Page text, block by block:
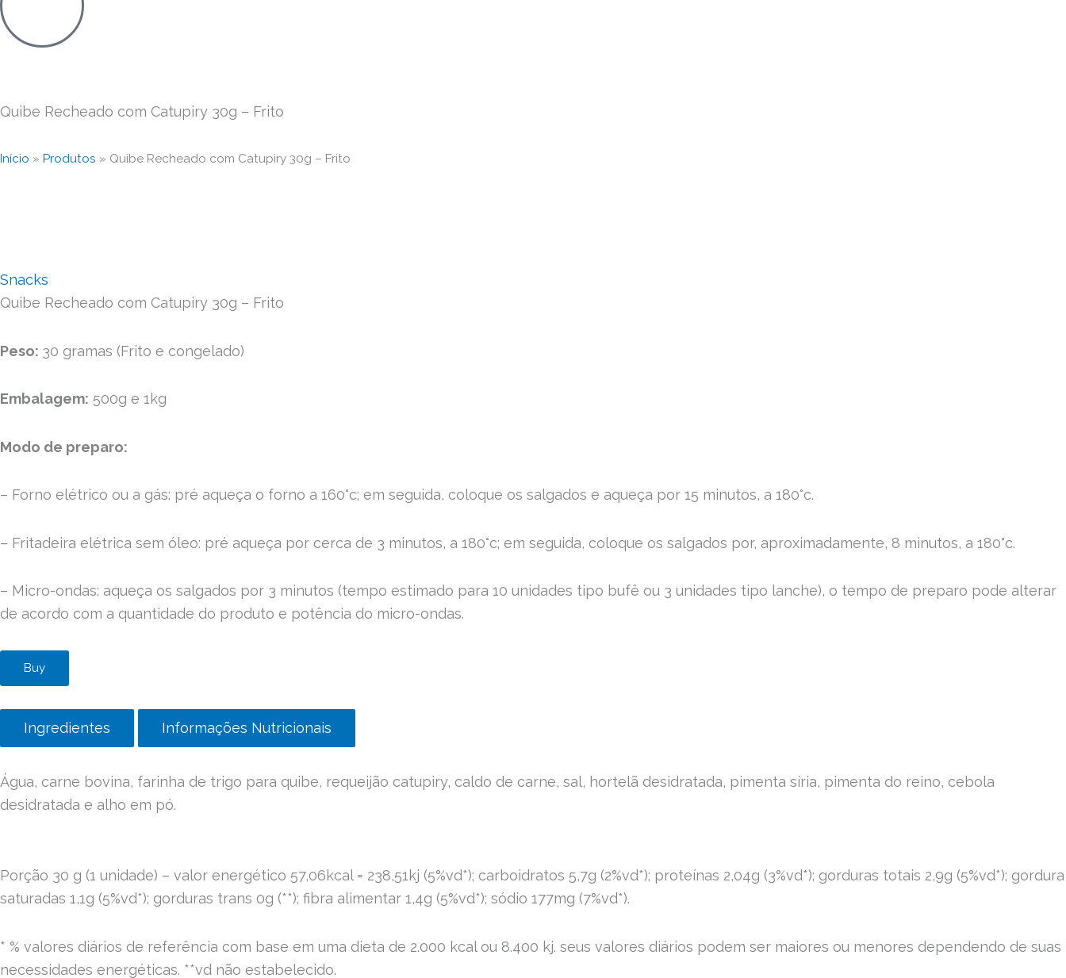
t
a
r
Quibe Recheado com Catupiry 30g – Frito
Início » Produtos » Quibe Recheado com Catupiry 30g – Frito
Snacks
Quibe Recheado com Catupiry 30g – Frito
Peso: 30 gramas (Frito e congelado)
Embalagem: 500g e 1kg
Modo de preparo:
– Forno elétrico ou a gás: pré aqueça o forno a 160°c; em seguida, coloque os salgados e aqueça por 15 minutos, a 180°c.
– Fritadeira elétrica sem óleo: pré aqueça por cerca de 3 minutos, a 180°c; em seguida, coloque os salgados por, aproximadamente, 8 minutos, a 180°c.
– Micro-ondas: aqueça os salgados por 3 minutos (tempo estimado para 10 unidades tipo bufê ou 3 unidades tipo lanche), o tempo de preparo pode alterar
de acordo com a quantidade do produto e potência do micro-ondas.
Buy
Ingredientes Informações Nutricionais
Água, carne bovina, farinha de trigo para quibe, requeijão catupiry, caldo de carne, sal, hortelã desidratada, pimenta síria, pimenta do reino, cebola
desidratada e alho em pó.
Porção 30 g (1 unidade) – valor energético 57,06kcal = 238,51kj (5%vd*); carboidratos 5,7g (2%vd*); proteínas 2,04g (3%vd*); gorduras totais 2,9g (5%vd*); gordura
saturadas 1,1g (5%vd*); gorduras trans 0g (**); fibra alimentar 1,4g (5%vd*); sódio 177mg (7%vd*).
* % valores diários de referência com base em uma dieta de 2.000 kcal ou 8.400 kj. seus valores diários podem ser maiores ou menores dependendo de suas
necessidades energéticas. **vd não estabelecido.